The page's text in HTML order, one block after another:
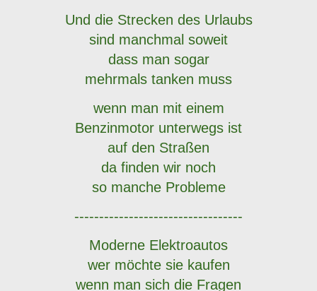
Und die Strecken des Urlaubs
sind manchmal soweit
dass man sogar
mehrmals tanken muss
wenn man mit einem
Benzinmotor unterwegs ist
auf den Straßen
da finden wir noch
so manche Probleme
----------------------------------
Moderne Elektroautos
wer möchte sie kaufen
wenn man sich die Fragen